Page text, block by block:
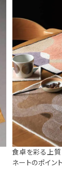
食卓を彩る上質
ネートのポイント